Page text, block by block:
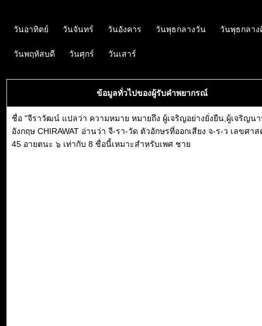
วันอาทิตย์ วันจันทร์ วันอังคาร วันพุธกลางวัน วันพุธกลา
วันพฤหัสบดี วันศุกร์ วันเสาร์
ข้อมูลทั่วไปของผู้รับคำพยากรณ์
ชื่อ "จีราวัฒน์ แปลว่า ความหมาย หมายถึง ผู้เจริญอย่างยั่งยืน,ผู้เจริญน
อังกฤษ CHIRAWAT อ่านว่า จี-รา-วัด ตัวอักษรที่ออกเสียง จ-ร-ว เลขศาส
45 อายตนะ ๖ เท่ากับ 8 ชื่อนี้เหมาะสำหรับเพศ ชาย